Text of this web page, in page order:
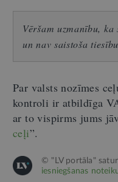
Vēršam uzmanību,
un nav saistoša
Par valsts nozīmes
kontroli ir atbildīga
ar to vispirms jums
ceļi”.
© "LV portāla"
iesniegšanas